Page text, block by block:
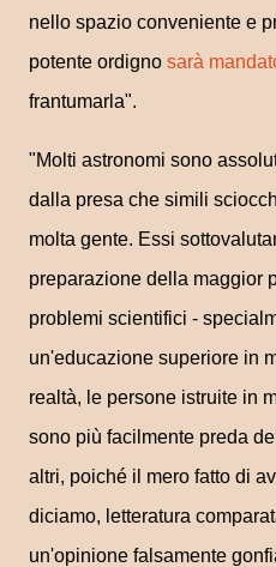
nello spazio conveniente e
potente ordigno sarà
frantumarla".
"Molti astronomi sono
dalla presa che simili
molta gente. Essi
preparazione della maggior
problemi scientifici -
un'educazione superiore in
realtà, le persone istruite in
sono più facilmente preda
altri, poiché il mero fatto di
diciamo, letteratura
un'opinione falsamente